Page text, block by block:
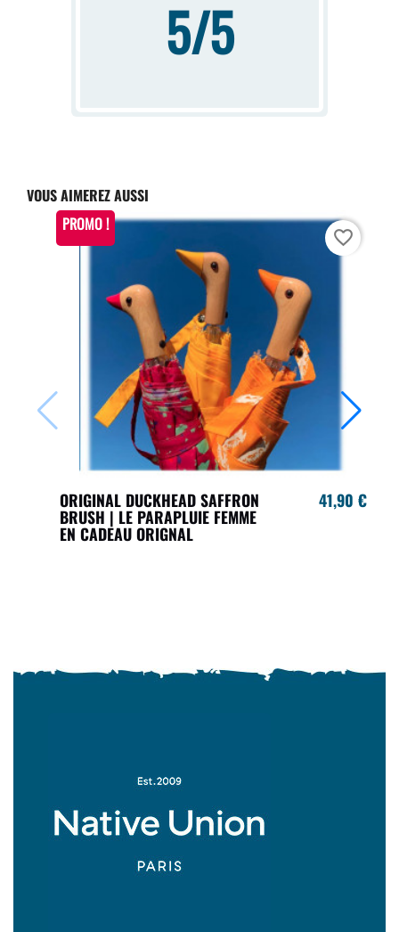
5/5
VOUS AIMEREZ AUSSI
ORIGINAL DUCKHEAD SAFFRON
BRUSH | LE PARAPLUIE FEMME
EN CADEAU ORIGNAL
41,90 €
PROMO !
favorite_border